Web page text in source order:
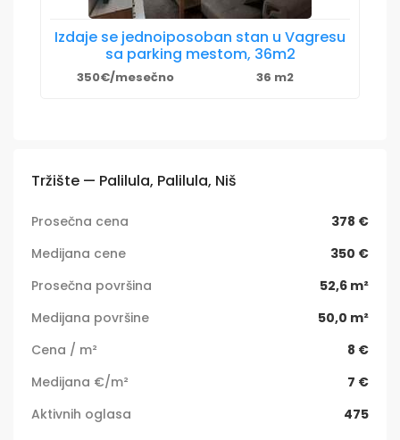
Izdaje se jednoiposoban stan u Vagresu
sa parking mestom, 36m2
350€/mesečno 36 m2
Tržište — Palilula, Palilula, Niš
Prosečna cena
378 €
Medijana cene
350 €
Prosečna površina
52,6 m²
Medijana površine
50,0 m²
Cena / m²
8 €
Medijana €/m²
7 €
Aktivnih oglasa
475